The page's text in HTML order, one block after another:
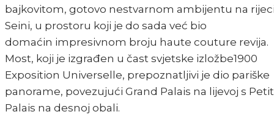
bajkovitom, gotovo nestvarnom ambijentu na
Seini, u prostoru koji je do sada već bio
domaćin impresivnom broju haute couture revija.
Most, koji je izgrađen u čast svjetske izložbe1900
Exposition Universelle, prepoznatljivi je dio pariške
panorame, povezujući Grand Palais na lijevoj s Petit
Palais na desnoj obali.